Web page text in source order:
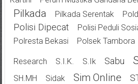
Pilkada Pilkada Serentak
Polisi Dipecat Polisi Peduli
Polresta Bekasi
Polsek Tambora
Research S.I.K. S.Ik Sabu
SH.MH Sidak Sim Online